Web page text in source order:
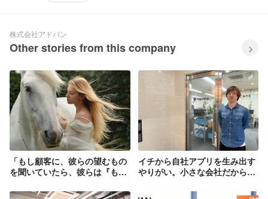
株式会社アドバン
Other stories from this company
「もし顧客に、彼らの望むもの
を聞いていたら、彼らは『もっ
ただろう。」 → 早い馬とか
イチから自社アプリを生み出す
やりがい。小さな会社だからこ